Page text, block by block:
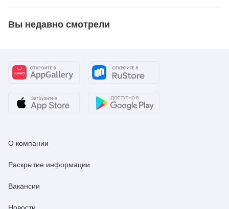
Вы недавно смотрели
О компании
Раскрытие информации
Вакансии
Новости